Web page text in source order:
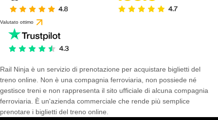
Valutato ottimo
Rail Ninja è un servizio di prenotazione per acquistare biglietti del
treno online. Non è una compagnia ferroviaria, non possiede né
gestisce treni e non rappresenta il sito ufficiale di alcuna compagnia
ferroviaria. È un'azienda commerciale che rende più semplice
prenotare i biglietti del treno online.